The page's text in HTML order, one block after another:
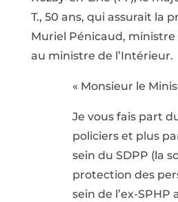
T., 50 ans, qui assurait la
Muriel Pénicaud, ministre
au ministre de l’Intérieur.
« Monsieur le
Je vous fais part
policiers et plus
sein du SDPP (la
protection des
sein de l’ex-SPHP